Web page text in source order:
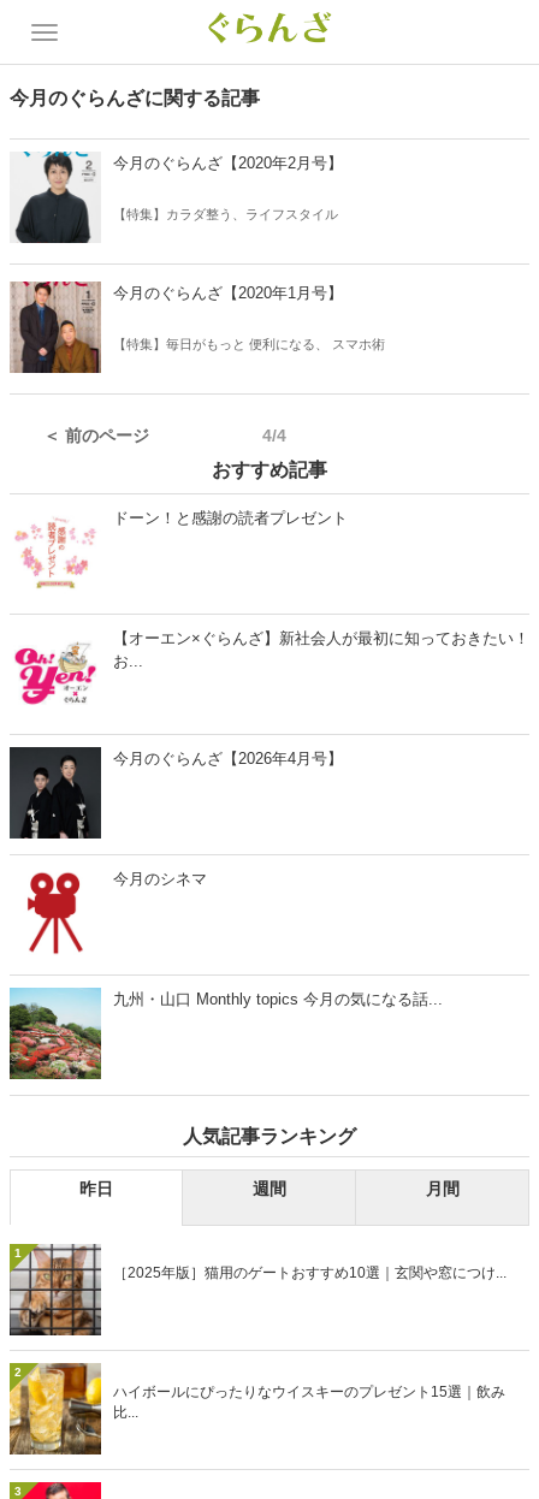
今月のぐらんざに関する記事
今月のぐらんざ【2020年2月号】
【特集】カラダ整う、ライフスタイル
今月のぐらんざ【2020年1月号】
【特集】毎日がもっと 便利になる、 スマホ術
＜ 前のページ 4/4
おすすめ記事
ドーン！と感謝の読者プレゼント
【オーエン×ぐらんざ】新社会人が最初に知っておきたい！
お...
今月のぐらんざ【2026年4月号】
今月のシネマ
九州・山口 Monthly topics 今月の気になる話...
人気記事ランキング
昨日 週間 月間
1
［2025年版］猫用のゲートおすすめ10選｜玄関や窓につけ...
2
ハイボールにぴったりなウイスキーのプレゼント15選｜飲み
比...
3